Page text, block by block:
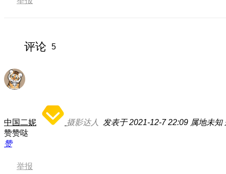
评论 5
中国二妮 摄影达人 发表于 2021-12-7 22:09 属地未知
赞赞哒
赞
举报